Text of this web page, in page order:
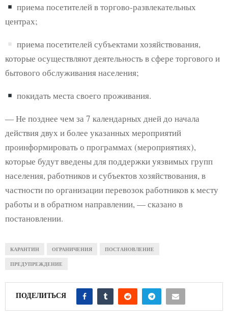
приема посетителей в торгово-развлекательных
центрах;
приема посетителей субъектами хозяйствования,
которые осуществляют деятельность в сфере торгового и
бытового обслуживания населения;
покидать места своего проживания.
— Не позднее чем за 7 календарных дней до начала
действия двух и более указанных мероприятий
проинформировать о программах (мероприятиях),
которые будут введены для поддержки уязвимых групп
населения, работников и субъектов хозяйствования, в
частности по организации перевозок работников к месту
работы и в обратном направлении, — сказано в
постановлении.
КАРАНТИН ОГРАНИЧЕНИЯ ПОСТАНОВЛЕНИЕ
ПРЕДУПРЕЖДЕНИЕ
ПОДЕЛИТЬСЯ